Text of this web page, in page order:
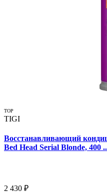
TOP
TIGI
Восстанавливающий
Bed Head Serial Blonde, 400
2 430 ₽